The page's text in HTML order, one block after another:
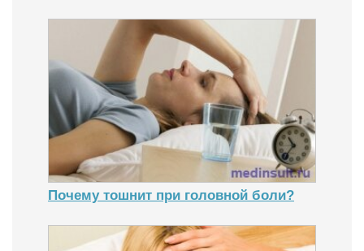
Почему тошнит при головной боли?